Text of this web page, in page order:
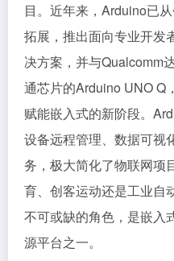
目。近年来，Arduino已
拓展，推出面向专业开发
决方案，并与Qualcomm
通芯片的Arduino UNO Q
赋能嵌入式的新阶段。
设备远程管理、数据可视
务，极大简化了物联网项
育、创客运动还是工业自
不可或缺的角色，是嵌入
源平台之一。